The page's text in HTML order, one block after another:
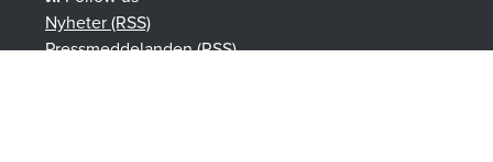
Nyheter (RSS)
Pressmeddelanden (RSS)